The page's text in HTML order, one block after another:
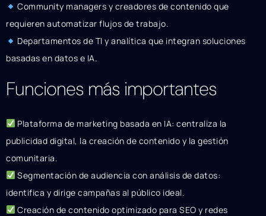
Community managers y creadores de contenido que
requieren automatizar flujos de trabajo.
Departamentos de TI y analítica que integran soluciones
basadas en datos e IA.
Funciones más importantes
Plataforma de marketing basada en IA: centraliza la
publicidad digital, la creación de contenido y la gestión
comunitaria.
Segmentación de audiencia con análisis de datos:
identifica y dirige campañas al público ideal.
Creación de contenido optimizado para SEO y redes